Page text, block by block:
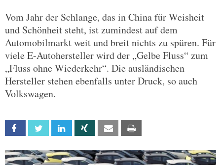
Vom Jahr der Schlange, das in China für Weisheit
und Schönheit steht, ist zumindest auf dem
Automobilmarkt weit und breit nichts zu spüren. Für
viele E-Autohersteller wird der „Gelbe Fluss“ zum
„Fluss ohne Wiederkehr“. Die ausländischen
Hersteller stehen ebenfalls unter Druck, so auch
Volkswagen.
Facebook Twitter Linkedin Xing Email